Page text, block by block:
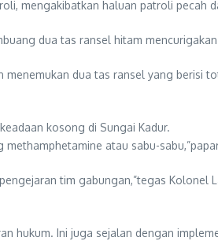
mengakibatkan haluan patroli pecah
dua tas ransel hitam
menemukan dua tas ransel yang berisi
kosong di Sungai Kadur.
atau sabu-
tim gabungan,”tegas Kolonel
hukum. Ini juga sejalan dengan